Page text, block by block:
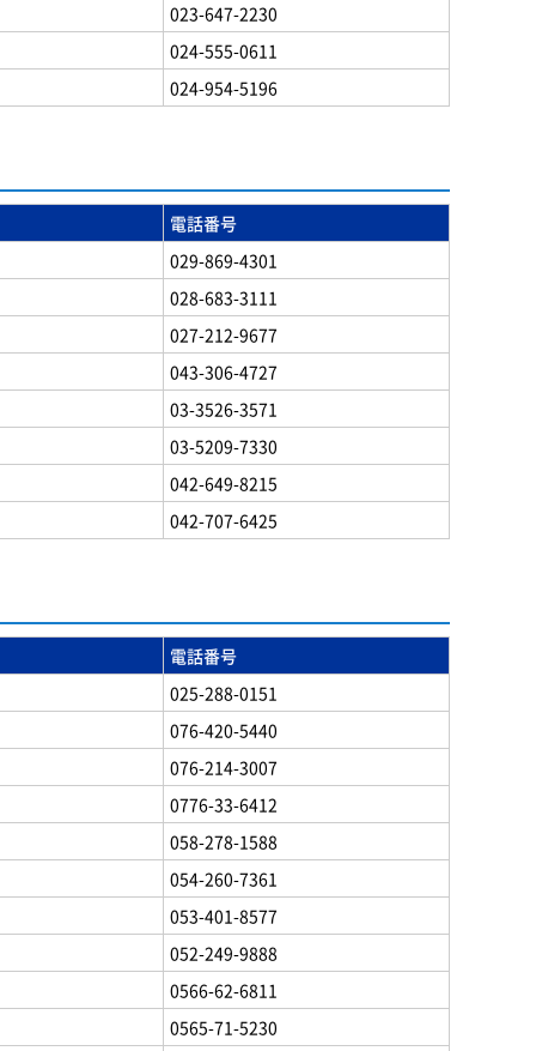
023-647-2230
024-555-0611
024-954-5196
電話番号
029-869-4301
028-683-3111
027-212-9677
043-306-4727
03-3526-3571
03-5209-7330
042-649-8215
042-707-6425
電話番号
025-288-0151
076-420-5440
076-214-3007
0776-33-6412
058-278-1588
054-260-7361
053-401-8577
052-249-9888
0566-62-6811
0565-71-5230